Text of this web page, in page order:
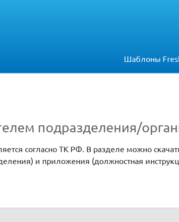
Шаблоны
подразделения/
согласно ТК РФ. В разделе можно
и приложения (должностная